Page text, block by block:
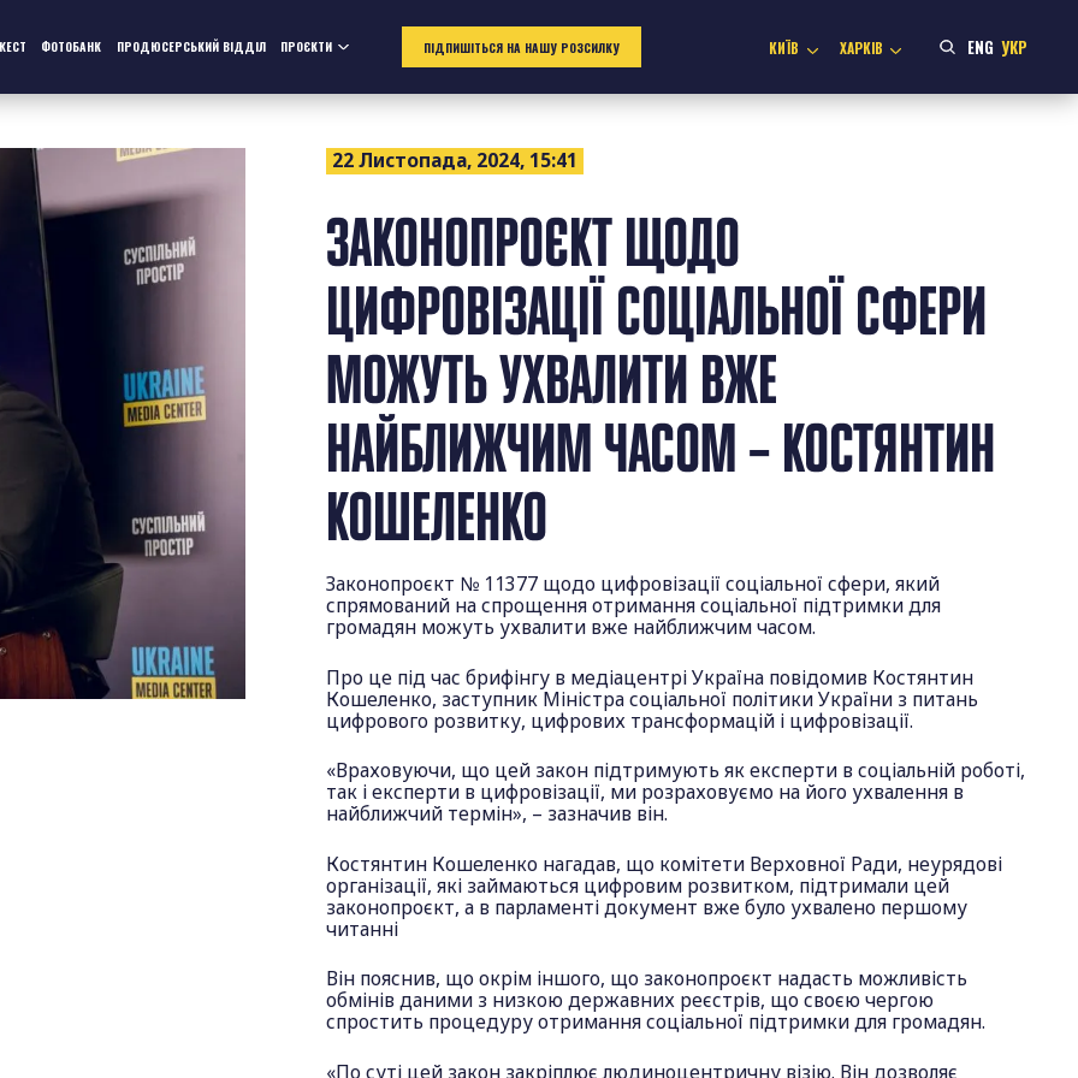
ФОТОБАНК ПРОДЮСЕРСЬКИЙ ВІДДІЛ ПРОЄКТИ ПІДПИШІТЬСЯ НА НАШУ РОЗСИЛКУ КИЇВ ХАРКІВ ENG УКР
22 Листопада, 2024, 15:41
ЗАКОНОПРОЄКТ ЩОДО
ЦИФРОВІЗАЦІЇ СОЦІАЛЬНОЇ СФЕРИ
МОЖУТЬ УХВАЛИТИ ВЖЕ
НАЙБЛИЖЧИМ ЧАСОМ – КОСТЯНТИН
КОШЕЛЕНКО
Законопроєкт № 11377 щодо цифровізації соціальної сфери, який
спрямований на спрощення отримання соціальної підтримки для
громадян можуть ухвалити вже найближчим часом.
Про це під час брифінгу в медіацентрі Україна повідомив Костянтин
Кошеленко, заступник Міністра соціальної політики України з питань
цифрового розвитку, цифрових трансформацій і цифровізації.
«Враховуючи, що цей закон підтримують як експерти в соціальній роботі,
так і експерти в цифровізації, ми розраховуємо на його ухвалення в
найближчий термін», – зазначив він.
Костянтин Кошеленко нагадав, що комітети Верховної Ради, неурядові
організації, які займаються цифровим розвитком, підтримали цей
законопроєкт, а в парламенті документ вже було ухвалено першому
читанні
Він пояснив, що окрім іншого, що законопроєкт надасть можливість
обмінів даними з низкою державних реєстрів, що своєю чергою
спростить процедуру отримання соціальної підтримки для громадян.
«По суті цей закон закріплює людиноцентричну візію. Він дозволяє